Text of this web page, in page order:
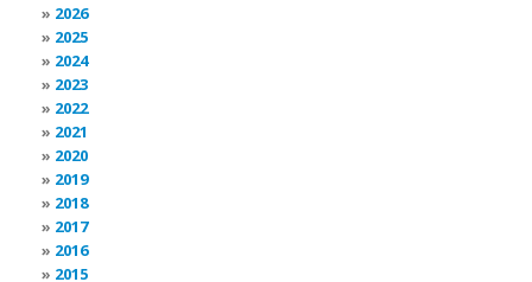
2026
2025
2024
2023
2022
2021
2020
2019
2018
2017
2016
2015